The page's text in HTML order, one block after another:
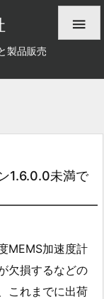
製品販売

1.6.0.0未満で
MEMS加速度計
欠損するなどの
これまでに出荷